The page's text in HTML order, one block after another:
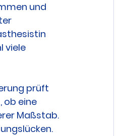
und
viele
prüft
ob eine
Maßstab.